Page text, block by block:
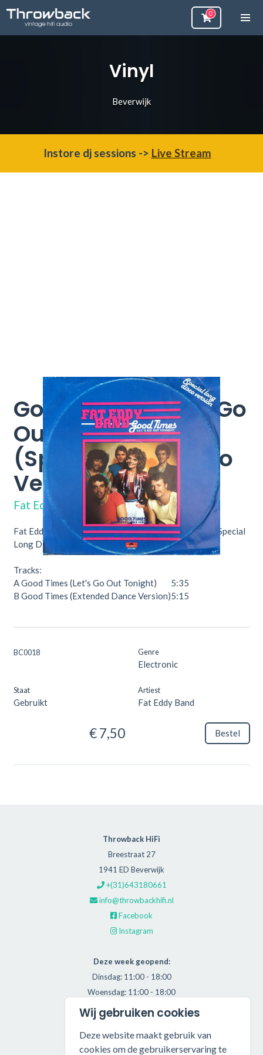
Vinyl
Beverwijk
Instore dj sessions -> Live Stream
Good Times (Let's Go
Out Tonight)
(Special Long Disco
Version)
2141 584
Fat Eddy Band
Fat Eddy Band – Good Times (Let's Go Out Tonight) (Special
Long Disco Version).
Tracks:
AGood Times (Let's Go Out Tonight)
5:35
B Good Times (Extended Dance Version)5:15
BC0018 Genre
Electronic
Staat
Gebruikt
Artiest
Fat Eddy Band
€ 7,50 Bestel
Throwback HiFi
Breestraat 27
1941 ED Beverwijk
+(31)643180661
info@throwbackhifi.nl
Facebook
Instagram
Deze week geopend:
Dinsdag: 11:00 - 18:00
Woensdag: 11:00 - 18:00
Donderdag: 11:00 - 21:00
Vrijdag: 11:00 - 18:00
Zaterdag: 11:00 - 17:00
Wij gebruiken cookies
Deze website maakt gebruik van
cookies om de gebruikerservaring te